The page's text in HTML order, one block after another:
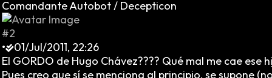
Comandante Autobot / Decepticon
#2
•
01/Jul/2011, 22:26
El GORDO de Hugo Chávez???? Qué mal me cae ese
Pues creo que sí se menciona al principio, se supone